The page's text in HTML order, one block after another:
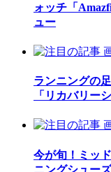
ォッチ「
ュー
ランニングの
「リカバリー
今が旬！ミッ
ニングシュー